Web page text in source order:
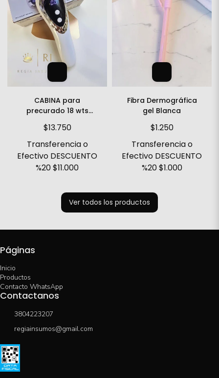
CABINA para
precurado 18 wts
$13.750
Transferencia o
Efectivo DESCUENTO
%20$11.000
Fibra Dermográfica
gel Blanca
$1.250
Transferencia o
Efectivo DESCUENTO
%20$1.000
Ver todos los productos
Páginas
Inicio
Productos
Contacto WhatsApp
Contactanos
3804223207
regiainsumos@gmail.com